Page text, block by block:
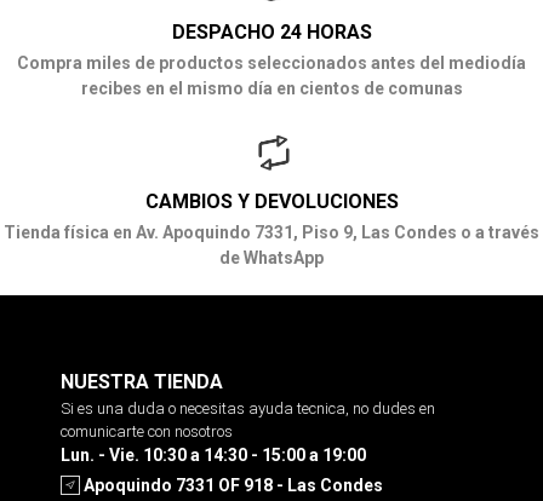
DESPACHO 24 HORAS
Compra miles de productos seleccionados antes del mediodía
recibes en el mismo día en cientos de comunas
CAMBIOS Y DEVOLUCIONES
Tienda física en Av. Apoquindo 7331, Piso 9, Las Condes o a través
de WhatsApp
NUESTRA TIENDA
Si es una duda o necesitas ayuda tecnica, no dudes en
comunicarte con nosotros
Lun. - Vie. 10:30 a 14:30 - 15:00 a 19:00
Apoquindo 7331 OF 918 - Las Condes